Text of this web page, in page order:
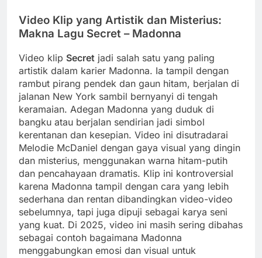
Video Klip yang Artistik dan Misterius:
Makna Lagu Secret – Madonna
Video klip Secret jadi salah satu yang paling
artistik dalam karier Madonna. Ia tampil dengan
rambut pirang pendek dan gaun hitam, berjalan di
jalanan New York sambil bernyanyi di tengah
keramaian. Adegan Madonna yang duduk di
bangku atau berjalan sendirian jadi simbol
kerentanan dan kesepian. Video ini disutradarai
Melodie McDaniel dengan gaya visual yang dingin
dan misterius, menggunakan warna hitam-putih
dan pencahayaan dramatis. Klip ini kontroversial
karena Madonna tampil dengan cara yang lebih
sederhana dan rentan dibandingkan video-video
sebelumnya, tapi juga dipuji sebagai karya seni
yang kuat. Di 2025, video ini masih sering dibahas
sebagai contoh bagaimana Madonna
menggabungkan emosi dan visual untuk